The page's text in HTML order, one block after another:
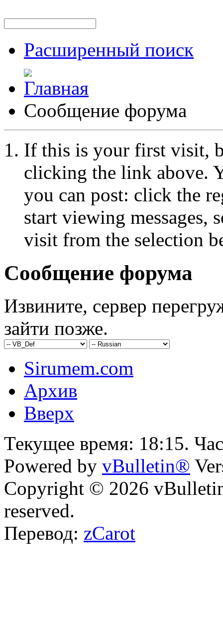
Расширенный поиск
Сообщение форума
If this is your first visit,
clicking the link above.
you can post: click the
start viewing messages,
visit from the selection
Сообщение форума
Извините, сервер
зайти позже.
Sirumem.com
Архив
Вверх
Текущее время: 18:15.
Powered by vBulletin®
Copyright © 2026
reserved.
Перевод: zCarot